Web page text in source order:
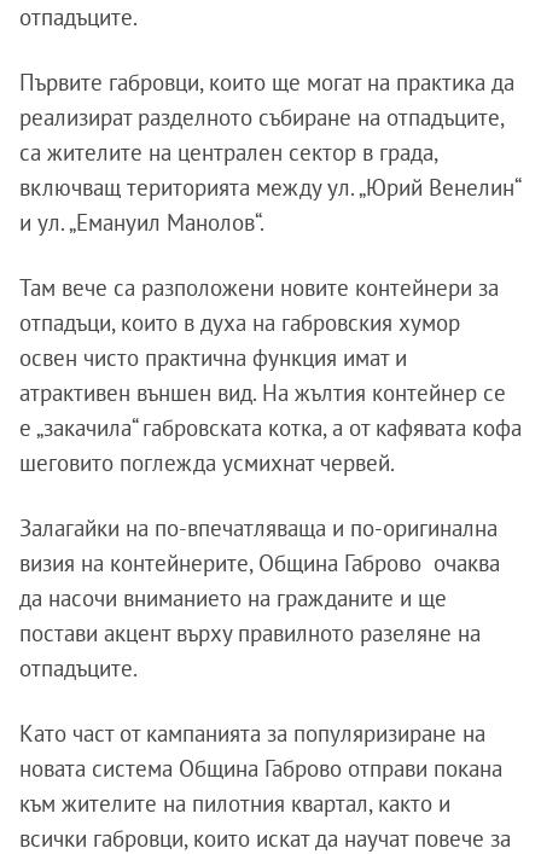
отпадъците.
Първите габровци, които ще могат на практика да
реализират разделното събиране на отпадъците,
са жителите на централен сектор в града,
включващ територията между ул. „Юрий Венелин“
и ул. „Емануил Манолов“.
Там вече са разположени новите контейнери за
отпадъци, които в духа на габровския хумор
освен чисто практична функция имат и
атрактивен външен вид. На жълтия контейнер се
е „закачила“ габровската котка, а от кафявата кофа
шеговито поглежда усмихнат червей.
Залагайки на по-впечатляваща и по-оригинална
визия на контейнерите, Община Габрово очаква
да насочи вниманието на гражданите и ще
постави акцент върху правилното разеляне на
отпадъците.
Като част от кампанията за популяризиране на
новата система Община Габрово отправи покана
към жителите на пилотния квартал, както и
всички габровци, които искат да научат повече за